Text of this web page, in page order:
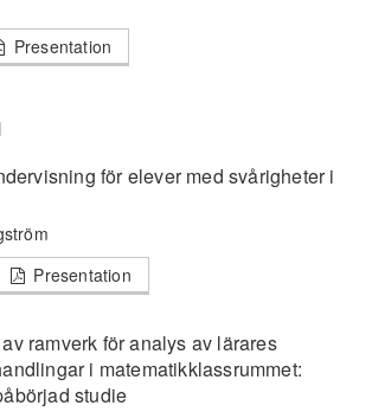
Presentation
för elever med svårigheter i
Presentation
ramverk för analys av lärares
i matematikklassrummet:
studie